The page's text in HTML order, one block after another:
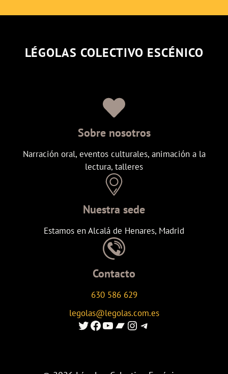
LÉGOLAS COLECTIVO ESCÉNICO
Sobre nosotros
Narración oral, eventos culturales, animación a la
lectura, talleres
Nuestra sede
Estamos en Alcalá de Henares, Madrid
Contacto
630 586 629
legolas@legolas.com.es
Enlace al Twitter de Legolas
Enlace a Facebook de Legolas
Enlace al canal de youtube de Legolas
Enlace al canal de Ivoox de Legolas
Enlace al instagram de Legolas
Enlace al canal de telegram de Legolas